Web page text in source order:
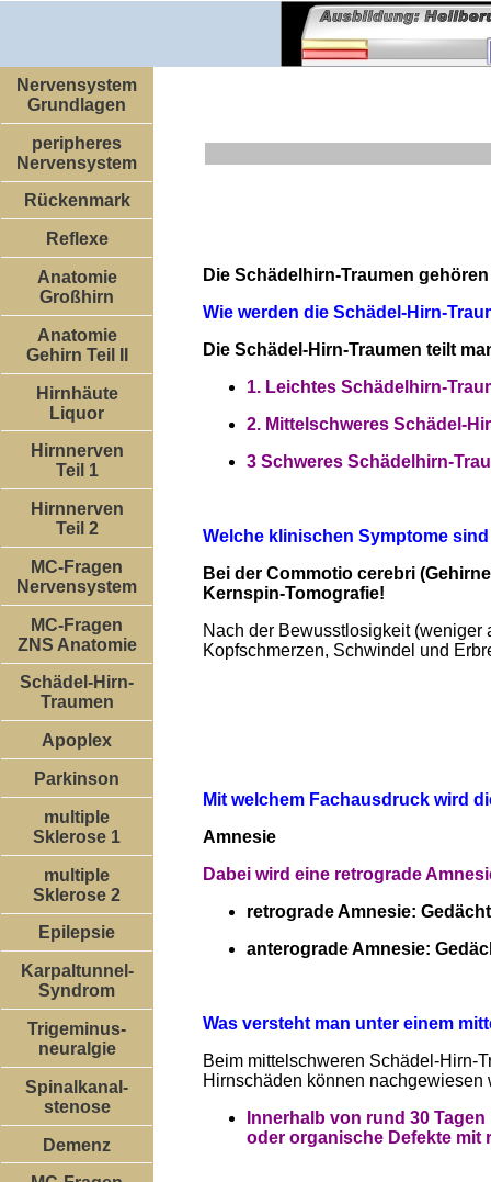
Nervensystem
Grundlagen
peripheres
Nervensystem
Rückenmark
Reflexe
Anatomie
Großhirn
Anatomie
Gehirn Teil II
Hirnhäute
Liquor
Hirnnerven
Teil 1
Hirnnerven
Teil 2
MC-Fragen
Nervensystem
MC-Fragen
ZNS Anatomie
Schädel-Hirn-
Traumen
Apoplex
Parkinson
multiple
Sklerose 1
multiple
Sklerose 2
Epilepsie
Karpaltunnel-
Syndrom
Trigeminus-
neuralgie
Spinalkanal-
stenose
Demenz
Die Schädelhirn-Traumen
Wie werden die Schädel-Hirn-
Die Schädel-Hirn-Traumen teilt
1. Leichtes Schädelhirn-
2. Mittelschweres Schädel-
3 Schweres Schädelhirn-
Welche klinischen Symptome
Bei der Commotio cerebri
Kernspin-Tomografie!
Nach der Bewusstlosigkeit (weniger
Kopfschmerzen, Schwindel und
Mit welchem Fachausdruck wird
Amnesie
Dabei wird eine retrograde
retrograde Amnesie:
anterograde Amnesie:
Was versteht man unter einem
Beim mittelschweren Schädel-Hirn-
Hirnschäden können nachgewiesen
Innerhalb von rund 30
oder organische Defekte